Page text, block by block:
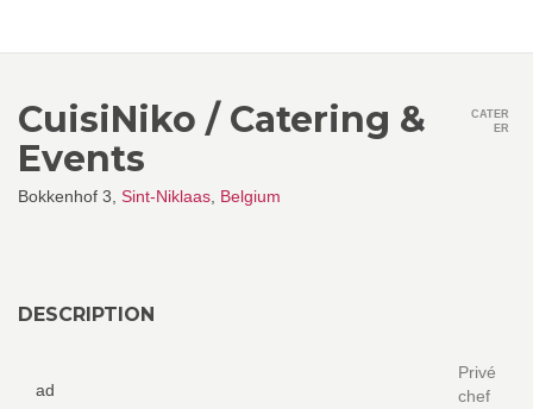
CuisiNiko / Catering &
Events
Bokkenhof 3, Sint-Niklaas Belgium
CATER
ER
DESCRIPTION
ad
Privé
chef